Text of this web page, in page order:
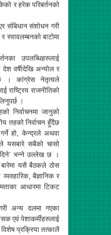
र हरेक परिबर्तनको
संबिधान संशोधन गरी
स्वावलम्बनको बाटोमा
उपलब्धिहरुलाई
वर्षैादेखि अन्योल र
छ । कांग्रेस नेतृत्वले
राजनीतिको
।
निर्वाचनमा जानुको
तहको निर्वाचन हुँदैछ
हो, केन्द्रले अथवा
यसबारे सबैको चासो
भन्ने उल्लेख छ ।
यसै बैठकले ठोस
बैज्ञानिक र
आधारमा टिकट
अन्य दलमा गएका
एवं पेशाकर्मीहरुलाई
विशेष प्रक्रिया तत्कालै